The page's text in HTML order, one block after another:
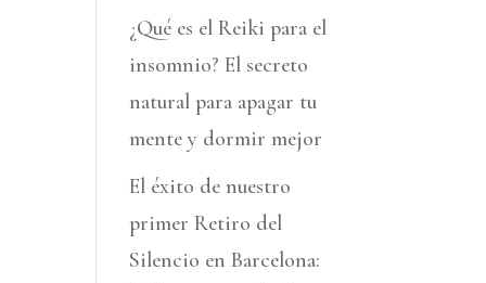
¿Qué es el Reiki para el
insomnio? El secreto
natural para apagar tu
mente y dormir mejor
El éxito de nuestro
primer Retiro del
Silencio en Barcelona: